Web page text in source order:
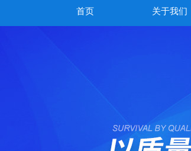
首页 关于我们